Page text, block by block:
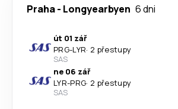
Praha- Longyearbyen 6 dni
út 01 zář
PRG-LYR· 2 přestupy
SAS
ne 06 zář
LYR-PRG· 2 přestupy
SAS